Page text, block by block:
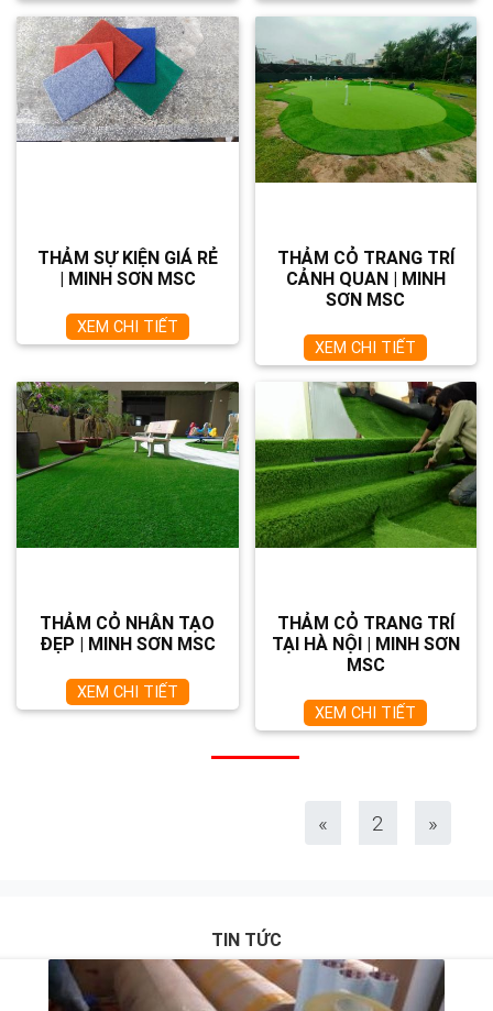
THẢM SỰ KIỆN GIÁ RẺ
| MINH SƠN MSC
XEM CHI TIẾT
THẢM CỎ TRANG TRÍ
CẢNH QUAN | MINH
SƠN MSC
XEM CHI TIẾT
THẢM CỎ NHÂN TẠO
ĐẸP | MINH SƠN MSC
XEM CHI TIẾT
THẢM CỎ TRANG TRÍ
TẠI HÀ NỘI | MINH SƠN
MSC
XEM CHI TIẾT
« 2 »
TIN TỨC